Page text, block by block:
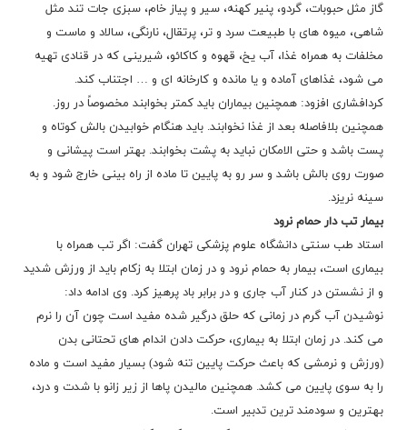
گاز مثل حبوبات، گردو، پنیر کهنه، سیر و پیاز خام، سبزی جات تند مثل
شاهی، میوه های با طبیعت سرد و تر، پرتقال، نارنگی، سالاد و ماست و
مخلفات به همراه غذا، آب یخ، قهوه و کاکائو، شیرینی که در قنادی تهیه
می شود، غذاهای آماده و یا مانده و کارخانه ای و … اجتناب کند.
کردافشاری افزود: همچنین بیماران باید کمتر بخوابند مخصوصاً در روز.
همچنین بلافاصله بعد از غذا نخوابند. باید هنگام خوابیدن بالش کوتاه و
پست باشد و حتی الامکان نباید به پشت بخوابند. بهتر است پیشانی و
صورت روی بالش باشد و سر رو به پایین تا ماده از راه بینی خارج شود و به
سینه نریزد.
بیمار تب دار حمام نرود
استاد طب سنتی دانشگاه علوم پزشکی تهران گفت: اگر تب همراه با
بیماری است، بیمار به حمام نرود و در زمان ابتلا به زکام باید از ورزش شدید
و از نشستن در کنار آب جاری و در برابر باد پرهیز کرد. وی ادامه داد:
نوشیدن آب گرم در زمانی که حلق درگیر شده مفید است چون آن را نرم
می کند. در زمان ابتلا به بیماری، حرکت دادن اندام های تحتانی بدن
(ورزش و نرمشی که باعث حرکت پایین تنه شود) بسیار مفید است و ماده
را به سوی پایین می کشد. همچنین مالیدن پاها از زیر زانو با شدت و درد،
بهترین و سودمند ترین تدبیر است.